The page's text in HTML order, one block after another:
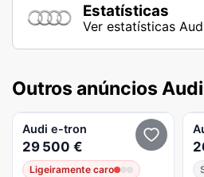
Estatísticas
Ver estatísticas
Outros anúncios
Audi e-tron
29 500 €
Ligeiramente caro